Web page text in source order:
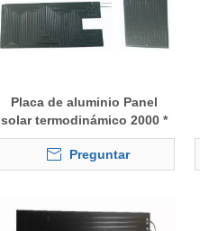
Placa de aluminio Panel
solar termodinámico 2000 *
800 mm
Preguntar